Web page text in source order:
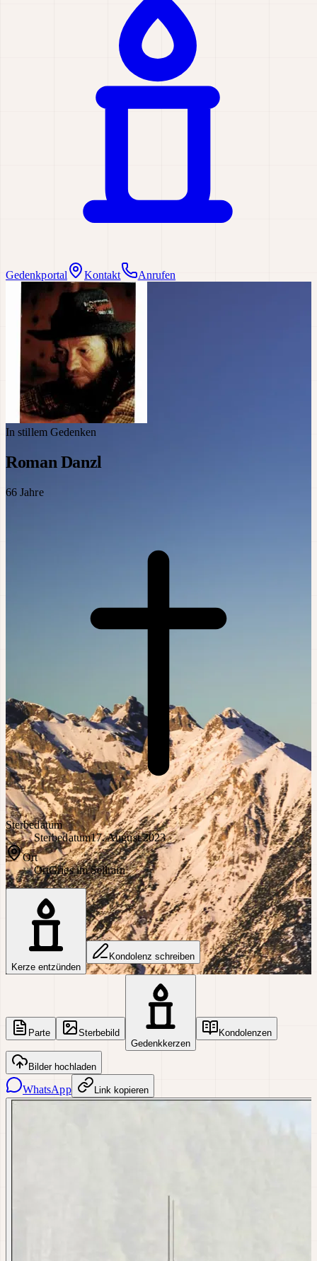
Gedenkportal Kontakt Anrufen
In stillem Gedenken
Roman Danzl
66 Jahre
Sterbedatum
Sterbedatum17. August 2023
Ort
OrtGries im Sellrain
Kerze entzünden
Kondolenz schreiben
Parte
Sterbebild
Gedenkkerzen
Kondolenzen
Bilder hochladen
WhatsApp Link kopieren